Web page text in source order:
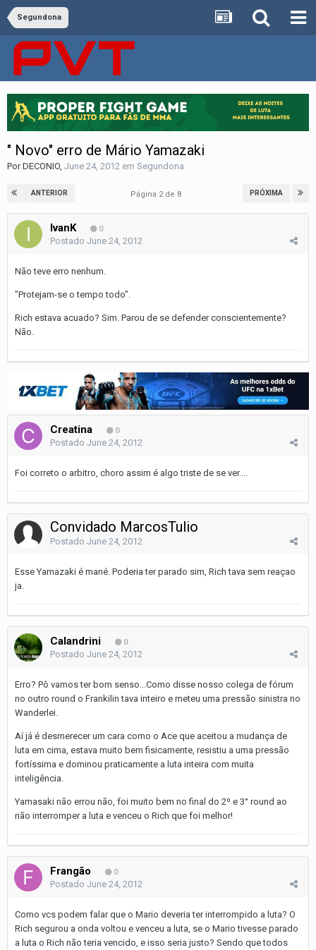
Segundona
" Novo" erro de Mário Yamazaki
PorDECONIO June 24, 2012 em Segundona
ANTERIOR PRÓXIMA
Página 2 de 8
IvanK 0
Postado June 24, 2012
Não teve erro nenhum.
"Protejam-se o tempo todo".
Rich estava acuado? Sim. Parou de se defender conscientemente?
Não.
Creatina 0
Postado June 24, 2012
Foi correto o arbitro, choro assim é algo triste de se ver....
Convidado MarcosTulio
Postado June 24, 2012
Esse Yamazaki é mané. Poderia ter parado sim, Rich tava sem reaçao
ja.
Calandrini 0
Postado June 24, 2012
Erro? Pô vamos ter bom senso...Como disse nosso colega de fórum
no outro round o Frankilin tava inteiro e meteu uma pressão sinistra no
Wanderlei.
Aí já é desmerecer um cara como o Ace que aceitou a mudança de
luta em cima, estava muito bem fisicamente, resistiu a uma pressão
fortíssima e dominou praticamente a luta inteira com muita
inteligência.
Yamasaki não errou não, foi muito bem no final do 2º e 3° round ao
não interromper a luta e venceu o Rich que foi melhor!
Frangão 0
Postado June 24, 2012
Como vcs podem falar que o Mario deveria ter interrompido a luta? O
Rich segurou a onda voltou e venceu a luta, se o Mario tivesse parado
a luta o Rich não teria vencido, e isso seria justo? Sendo que todos